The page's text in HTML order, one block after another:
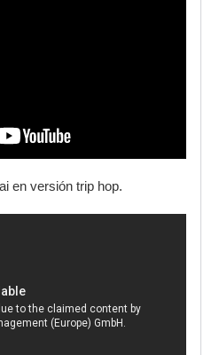
en versión trip hop.